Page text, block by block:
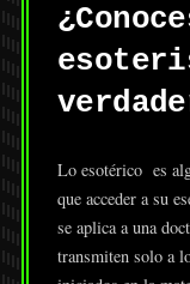
Lo esotérico es
que acceder a su
se aplica a una
transmiten solo a